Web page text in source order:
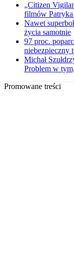
„Citizen
filmów Patryka
Nawet
życia samotnie
97 proc.
niebezpieczny
Michał
Problem w
Promowane treści